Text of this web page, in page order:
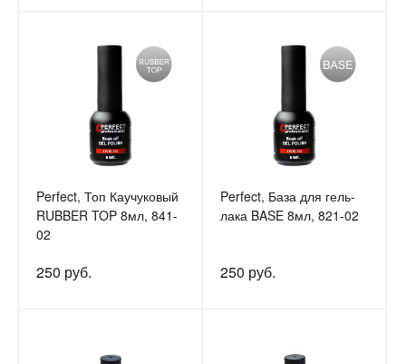
Perfect, Топ Каучуковый
RUBBER TOP 8мл, 841-
02
250 руб.
Perfect, База для гель-
лака BASE 8мл, 821-02
250 руб.